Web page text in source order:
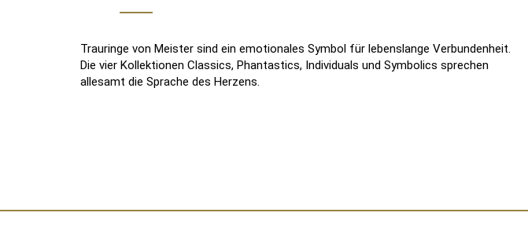
Trauringe von Meister sind ein emotionales Symbol für lebenslange Verbundenheit.
Die vier Kollektionen Classics, Phantastics, Individuals und Symbolics sprechen
allesamt die Sprache des Herzens.